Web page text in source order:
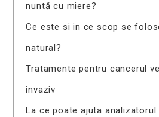
nuntă cu miere?
Ce este si in ce scop se
natural?
Tratamente pentru cancerul
invaziv
La ce poate ajuta